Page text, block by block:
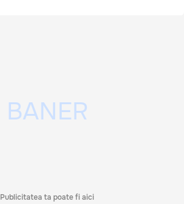
Publicitatea ta poate fi aici